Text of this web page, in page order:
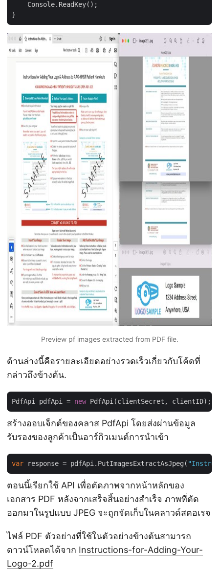
    Console.ReadKey();
Preview pf images extracted from PDF file.
ด้านล่างนี้คือรายละเอียดอย่างรวดเร็วเกี่ยวกับโค้ดที่
กล่าวถึงข้างต้น.
PdfApi pdfApi = new
สร้างออบเจ็กต์ของคลาส PdfApi โดยส่งผ่านข้อมูล
รับรองของลูกค้าเป็นอาร์กิวเมนต์การนำเข้า
var response = pdfApi.PutImagesExtractAsJpeg(
ตอนนี้เรียกใช้ API เพื่อตัดภาพจากหน้าหลักของ
เอกสาร PDF หลังจากเสร็จสิ้นอย่างสำเร็จ ภาพที่ตัด
ออกมาในรูปแบบ JPEG จะถูกจัดเก็บในคลาวด์สตอเรจ
ไฟล์ PDF ตัวอย่างที่ใช้ในตัวอย่างข้างต้นสามารถ
ดาวน์โหลดได้จาก Instructions-for-Adding-Your-
Logo-2.pdf